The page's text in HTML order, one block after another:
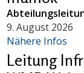
9. August 2026
Nähere Infos
Leitung